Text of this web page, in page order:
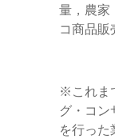
量，農家
コ商品販
※これま
グ・コン
を行った